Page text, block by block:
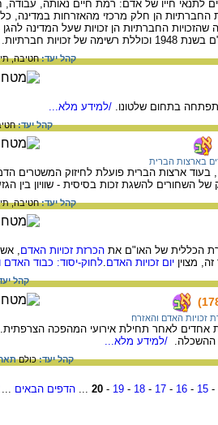
לתנאי חייו של אדם: רמת חיים נאותה, עבודה,
כי הזכויות החברתיות הן חלק מרכזי מהאזרחות
החברתיות הן זכויות שעל המדינה
חברתיות.
קהל יעד:חטיבה,
בתחום שלטונו. /למידע מלא...
קהל יעד:
בארצות הברית
ארצות הברית פועלת לחיזוק המשטרים
להשגת זכות בסיסית - שוויון בין
קהל יעד:חטיבה,
הכרזת זכויות האדם,
מצוין יום זכויות האדם.לחוק-יסוד: כבוד האדם
קהל
זכויות האדם והאזרח
ב-26 באוגוסט 1789, שבועות אחדים לאחר תחילת אירועי
ההשכלה.
/למידע מלא...
קהל יעד:כולם
-
15
-
16
-
17
-
18
-
19
-
20
...הדפים הבאים